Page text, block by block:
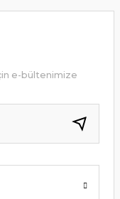
e-bültenimize